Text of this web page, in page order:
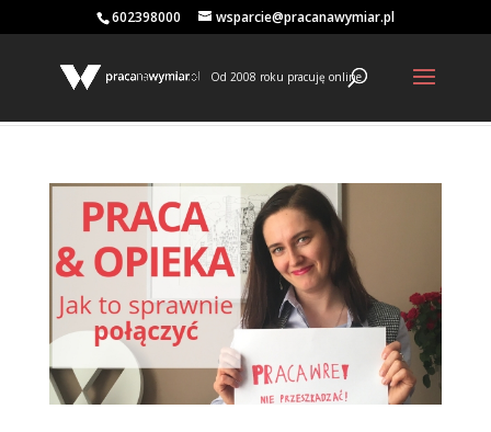
602398000 wsparcie@pracanawymiar.pl
Od 2008 roku pracuję online